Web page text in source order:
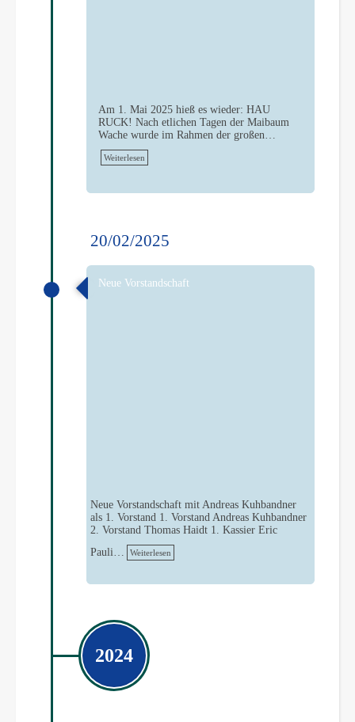
Am 1. Mai 2025 hieß es wieder: HAU
RUCK! Nach etlichen Tagen der Maibaum
Wache wurde im Rahmen der großen…
Weiterlesen
20/02/2025
Neue Vorstandschaft
Neue Vorstandschaft mit Andreas Kuhbandner
als 1. Vorstand 1. Vorstand Andreas Kuhbandner
2. Vorstand Thomas Haidt 1. Kassier Eric
Pauli…
Weiterlesen
2024